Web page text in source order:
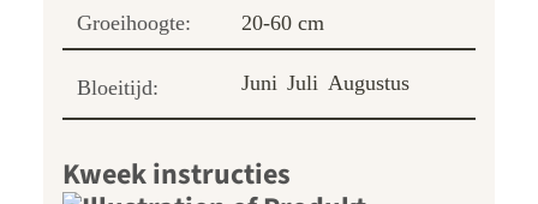
Groeihoogte: 20-60 cm
Bloeitijd: Juni Juli Augustus
Kweek instructies